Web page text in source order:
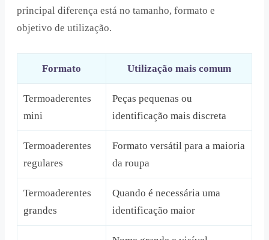
principal diferença está no tamanho, formato e
objetivo de utilização.
Formato Utilização mais comum
Termoaderentes
mini
Peças pequenas ou
identificação mais discreta
Termoaderentes
regulares
Formato versátil para a maioria
da roupa
Termoaderentes
grandes
Quando é necessária uma
identificação maior